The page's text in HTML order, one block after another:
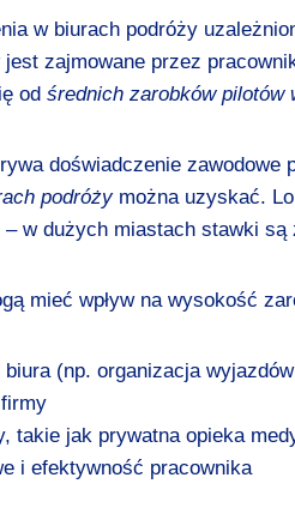
w biurach podróży
zajmowane przez
od średnich zarobków pilotów
doświadczenie
podróżymożna uzyskać.
– w dużych miastach stawki
mieć wpływ na wysokość
biura (np. organizacja
takie jak prywatna opieka
i efektywność pracownika